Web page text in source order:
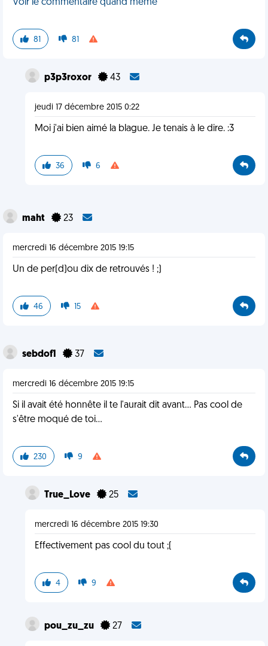
Voir le commentaire quand même
81 81
p3p3roxor 43
jeudi 17 décembre 2015 0:22
Moi j'ai bien aimé la blague. Je tenais à le dire. :3
36 6
maht 23
mercredi 16 décembre 2015 19:15
Un de per(d)ou dix de retrouvés ! ;)
46 15
sebdof1 37
mercredi 16 décembre 2015 19:15
Si il avait été honnête il te l'aurait dit avant... Pas cool de
s'être moqué de toi...
230 9
True_Love 25
mercredi 16 décembre 2015 19:30
Effectivement pas cool du tout ;(
4 9
pou_zu_zu 27